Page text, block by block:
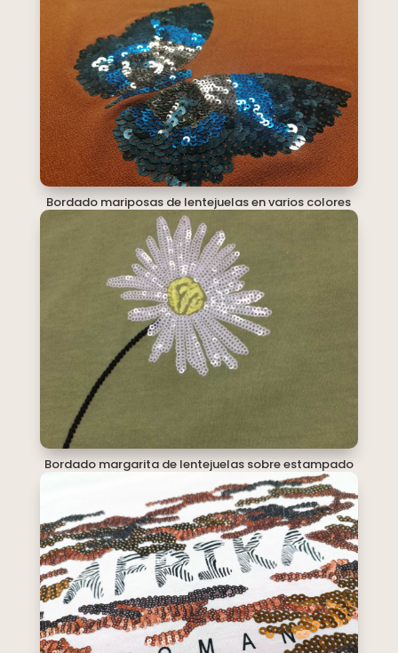
Bordado mariposas de lentejuelas en varios colores
Bordado margarita de lentejuelas sobre estampado